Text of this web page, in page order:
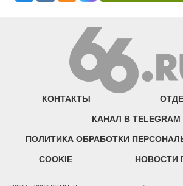
КОНТАКТЫ
КАНАЛ В TELEGRAM
ПОЛИТИКА ОБРАБОТКИ
COOKIE НОВОСТИ